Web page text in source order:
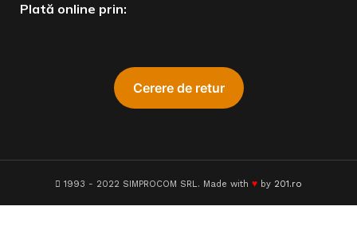
Plată online prin:
1993 - 2022 SIMPROCOM SRL. Made with ♥ by 201.ro